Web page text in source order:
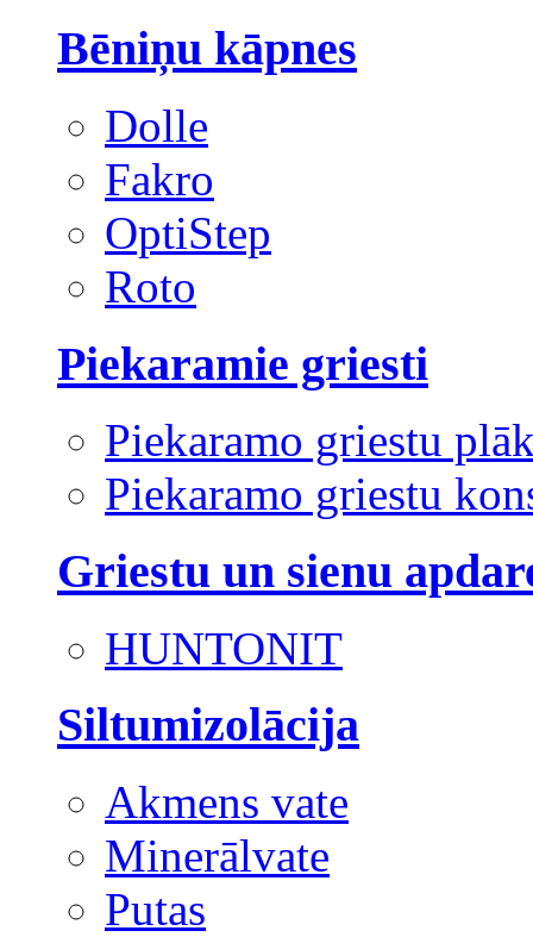
Bēniņu kāpnes
Dolle
Fakro
OptiStep
Roto
Piekaramie griesti
Piekaramo griestu
Piekaramo griestu
Griestu un sienu
HUNTONIT
Siltumizolācija
Akmens vate
Minerālvate
Putas